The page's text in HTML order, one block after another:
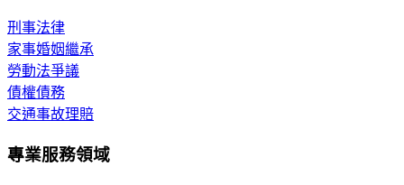
刑事法律
家事婚姻繼承
勞動法爭議
債權債務
交通事故理賠
專業服務領域